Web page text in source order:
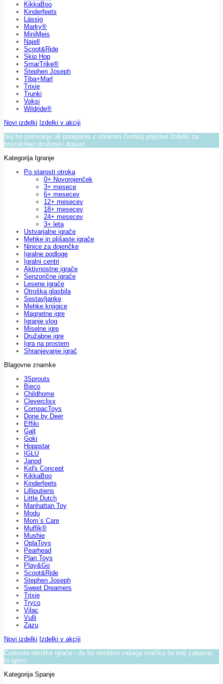
KikkaBoo
Kinderfeets
Lässig
Marky®
MiniMeis
Najell
Scoot&Ride
Skip Hop
SmarTrike®
Stephen Joseph
Tiba+Marl
Trixie
Trunki
Voksi
Wildride®
Novi izdelki Izdelki v akciji
Naj bo potovanje ali potepanje z otrokom čimbolj prijetno! Izdelki za
brezskrben družinski dopust.
Kategorija Igranje
Po starosti otroka
0+ Novorojenček
3+ mesece
6+ mesecev
12+ mesecev
18+ mesecev
24+ mesecev
3+ leta
Ustvarjalne igrače
Mehke in plišaste igrače
Ninice za dojenčke
Igralne podloge
Igralni centri
Aktivnostne igrače
Senzorične igrače
Lesene igrače
Otroška glasbila
Sestavljanke
Mehke knjigice
Magnetne igre
Igranje vlog
Miselne igre
Družabne igre
Igra na prostem
Shranjevanje igrač
Blagovne znamke
3Sprouts
Bieco
Childhome
Cleverclixx
CompacToys
Done by Deer
Effiki
Galt
Goki
Hoppstar
IGLU
Janod
Kid's Concept
KikkaBoo
Kinderfeets
Lilliputiens
Little Dutch
Manhattan Toy
Modu
Mom`s Care
Muffik®
Mushie
OplaToys
Pearhead
Plan Toys
Play&Go
Scoot&Ride
Stephen Joseph
Sweet Dreamers
Trixie
Tryco
Vilac
Vulli
Zazu
Novi izdelki Izdelki v akciji
Čudovite otroške igrače - da bo otroštvo vašega malčka še bolj zabavno
in igrivo.
Kategorija Spanje